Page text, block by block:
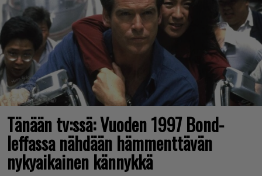
Tänään tv:ssä: Vuoden 1997 Bond-
leffassa nähdään hämmenttävän
nykyaikainen kännykkä